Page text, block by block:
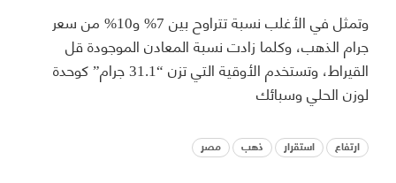
وتمثل في الأغلب نسبة تتراوح بين 7% و10% من سعر
جرام الذهب، وكلما زادت نسبة المعادن الموجودة قل
القيراط، وتستخدم الأوقية التي تزن “31.1 جرام” كوحدة
لوزن الحلي وسبائك
ارتفاع استقرار ذهب مصر